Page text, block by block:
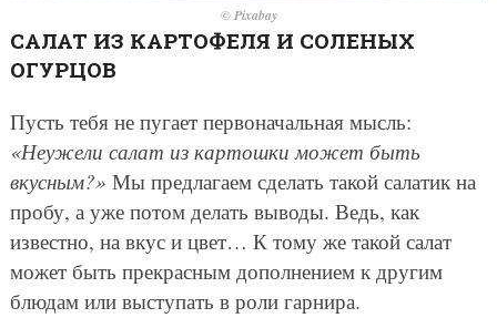
© Pixabay
САЛАТ ИЗ КАРТОФЕЛЯ И СОЛЕНЫХ
ОГУРЦОВ
Пусть тебя не пугает первоначальная мысль:
«Неужели салат из картошки может быть
вкусным?» Мы предлагаем сделать такой салатик на
пробу, а уже потом делать выводы. Ведь, как
известно, на вкус и цвет… К тому же такой салат
может быть прекрасным дополнением к другим
блюдам или выступать в роли гарнира.